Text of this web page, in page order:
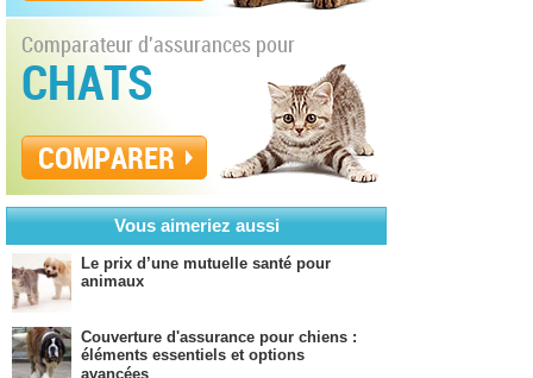
Comparateur d'assurances pour
CHATS
COMPARER
Vous aimeriez aussi
Le prix d’une mutuelle santé pour
animaux
Couverture d'assurance pour chiens :
éléments essentiels et options